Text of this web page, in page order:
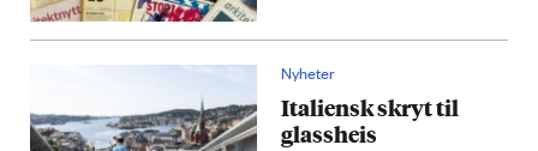
Nyheter
Italiensk skryt til
glassheis